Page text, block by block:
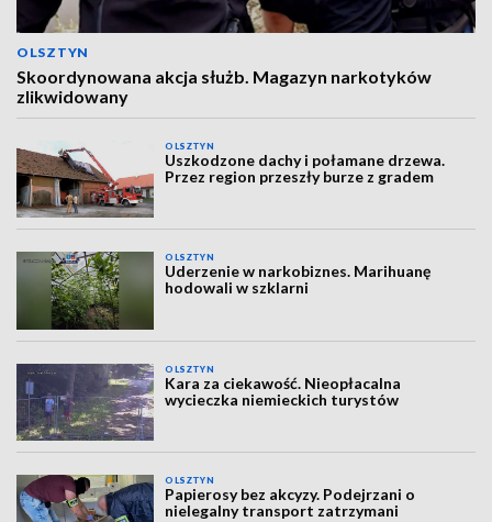
OLSZTYN
Skoordynowana akcja służb. Magazyn narkotyków
zlikwidowany
OLSZTYN
Uszkodzone dachy i połamane drzewa.
Przez region przeszły burze z gradem
OLSZTYN
Uderzenie w narkobiznes. Marihuanę
hodowali w szklarni
OLSZTYN
Kara za ciekawość. Nieopłacalna
wycieczka niemieckich turystów
OLSZTYN
Papierosy bez akcyzy. Podejrzani o
nielegalny transport zatrzymani